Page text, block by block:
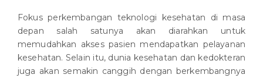
Fokus perkembangan teknologi kesehatan di masa
depan salah satunya akan diarahkan untuk
memudahkan akses pasien mendapatkan pelayanan
kesehatan. Selain itu, dunia kesehatan dan kedokteran
juga akan semakin canggih dengan berkembangnya